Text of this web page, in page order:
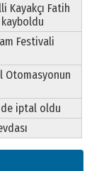
Kayakçı Fatih
kayboldu
Festivali
Otomasyonun
de iptal oldu